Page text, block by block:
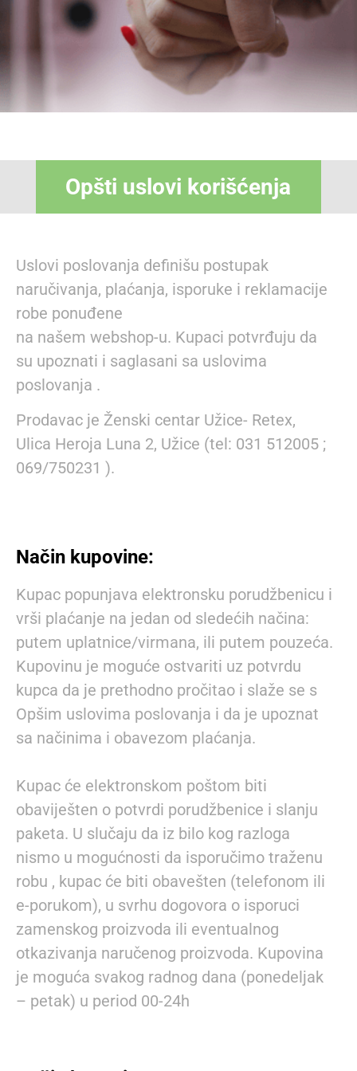
Opšti uslovi korišćenja
Uslovi poslovanja definišu postupak
naručivanja, plaćanja, isporuke i reklamacije
robe ponuđene
na našem webshop-u. Kupaci potvrđuju da
su upoznati i saglasani sa uslovima
poslovanja .
Prodavac je Ženski centar Užice- Retex,
Ulica Heroja Luna 2, Užice (tel: 031 512005 ;
069/750231 ).
Način kupovine:
Kupac popunjava elektronsku porudžbenicu i
vrši plaćanje na jedan od sledećih načina:
putem uplatnice/virmana, ili putem pouzeća.
Kupovinu je moguće ostvariti uz potvrdu
kupca da je prethodno pročitao i slaže se s
Opšim uslovima poslovanja i da je upoznat
sa načinima i obavezom plaćanja.
Kupac će elektronskom poštom biti
obaviješten o potvrdi porudžbenice i slanju
paketa. U slučaju da iz bilo kog razloga
nismo u mogućnosti da isporučimo traženu
robu , kupac će biti obavešten (telefonom ili
e-porukom), u svrhu dogovora o isporuci
zamenskog proizvoda ili eventualnog
otkazivanja naručenog proizvoda. Kupovina
je moguća svakog radnog dana (ponedeljak
– petak) u period 00-24h